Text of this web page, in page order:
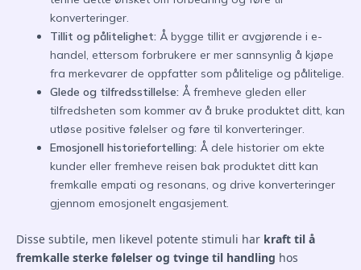
konverteringer.
Tillit og pålitelighet: Å bygge tillit er avgjørende i e-
handel, ettersom forbrukere er mer sannsynlig å kjøpe
fra merkevarer de oppfatter som pålitelige og pålitelige.
Glede og tilfredsstillelse: Å fremheve gleden eller
tilfredsheten som kommer av å bruke produktet ditt, kan
utløse positive følelser og føre til konverteringer.
Emosjonell historiefortelling: Å dele historier om ekte
kunder eller fremheve reisen bak produktet ditt kan
fremkalle empati og resonans, og drive konverteringer
gjennom emosjonelt engasjement.
Disse subtile, men likevel potente stimuli har kraft til å
fremkalle sterke følelser og tvinge til handling hos